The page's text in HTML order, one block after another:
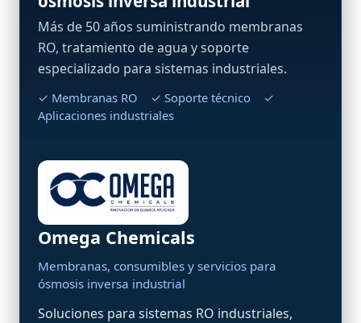
Más de 50 años suministrando membranas
RO, tratamiento de agua y soporte
especializado para sistemas industriales.
✓ Membranas RO ✓ Soporte técnico ✓
Aplicaciones industriales
Omega Chemicals
Membranas, consumibles y servicios para
ósmosis inversa industrial
Soluciones para sistemas RO industriales,